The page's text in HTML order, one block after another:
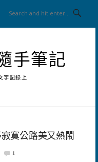
手筆記
字記錄上
寞公路美又熱鬧
1